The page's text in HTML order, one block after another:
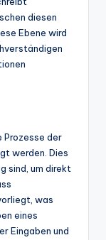
diesen
Ebene wird
Prozesse der
werden. Dies
sind, um direkt
was
eines
Eingaben und